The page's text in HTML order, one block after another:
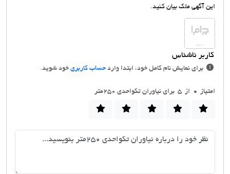
این آگهی ملک بیان کنید.
برای نمایش نام کامل خود، ابتدا وارد حساب کاربری خود شوید.
امتیاز 0 از 5 برای نیاوران تکواحدی 250متر